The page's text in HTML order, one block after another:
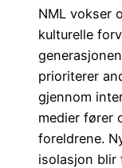
NML vokser
kulturelle
prioriterer
gjennom
medier fører
foreldrene.
isolasjon blir